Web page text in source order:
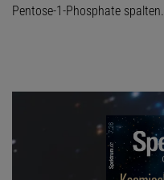
Pentose-1-Phosphate spalten.